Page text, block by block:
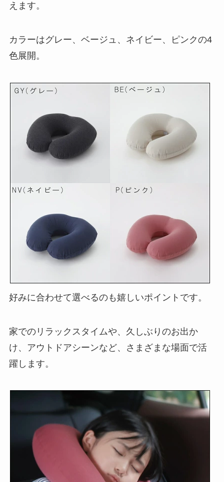
えます。
カラーはグレー、ベージュ、ネイビー、ピンクの4
色展開。
好みに合わせて選べるのも嬉しいポイントです。
家でのリラックスタイムや、久しぶりのお出か
け、アウトドアシーンなど、さまざまな場面で活
躍します。